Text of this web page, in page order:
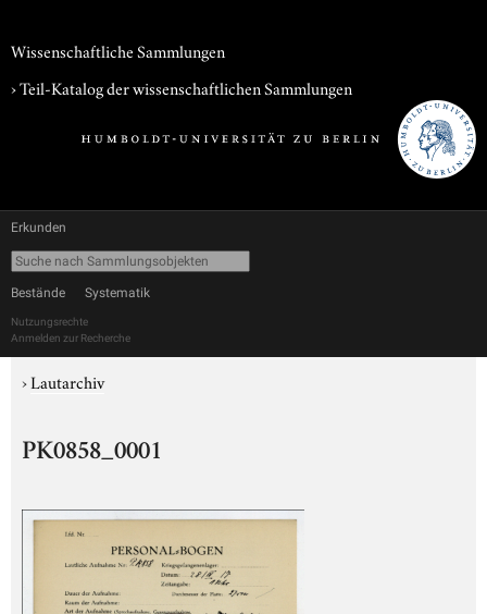
Wissenschaftliche Sammlungen
› Teil-Katalog der wissenschaftlichen Sammlungen
Erkunden
Bestände Systematik
Nutzungsrechte
Anmelden zur Recherche
›Lautarchiv
PK0858_0001